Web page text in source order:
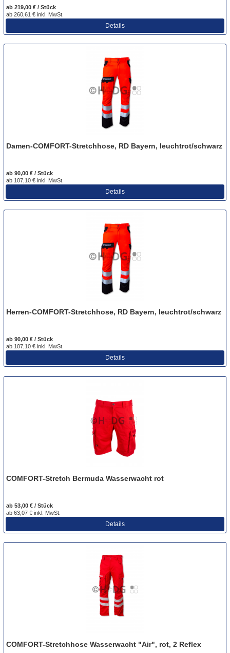
ab 219,00 € / Stück
ab 260,61 € inkl. MwSt.
Details
Damen-COMFORT-Stretchhose, RD Bayern, leuchtrot/schwarz
ab 90,00 € / Stück
ab 107,10 € inkl. MwSt.
Details
Herren-COMFORT-Stretchhose, RD Bayern, leuchtrot/schwarz
ab 90,00 € / Stück
ab 107,10 € inkl. MwSt.
Details
COMFORT-Stretch Bermuda Wasserwacht rot
ab 53,00 € / Stück
ab 63,07 € inkl. MwSt.
Details
COMFORT-Stretchhose Wasserwacht "Air", rot, 2 Reflex